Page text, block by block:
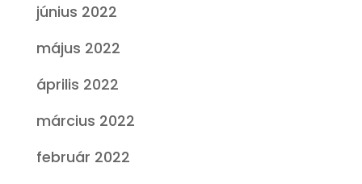
június 2022
május 2022
április 2022
március 2022
február 2022